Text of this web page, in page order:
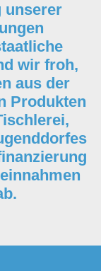
unserer
wir froh,
aus der
Produkten